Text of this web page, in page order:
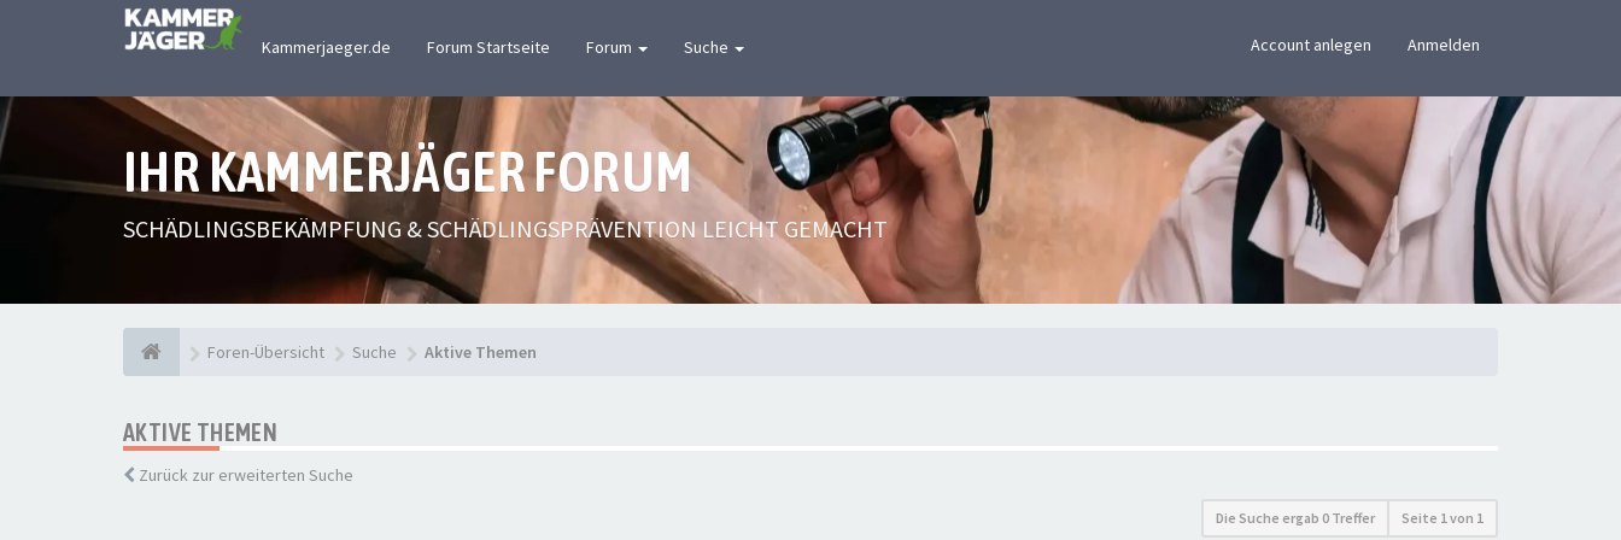
Kammerjaeger.de Forum Startseite Forum Suche Account anlegen Anmelden
IHR KAMMERJÄGER FORUM
SCHÄDLINGSBEKÄMPFUNG & SCHÄDLINGSPRÄVENTION LEICHT GEMACHT
Foren-Übersicht Suche Aktive Themen
AKTIVE THEMEN
Zurück zur erweiterten Suche
Die Suche ergab 0 Treffer Seite 1von 1